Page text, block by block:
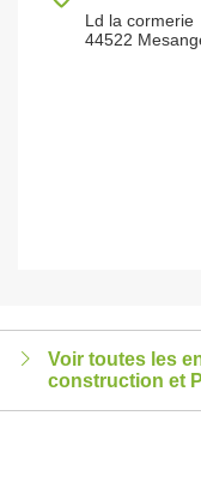
Ld la cormerie
44522
Voir toutes les
construction et